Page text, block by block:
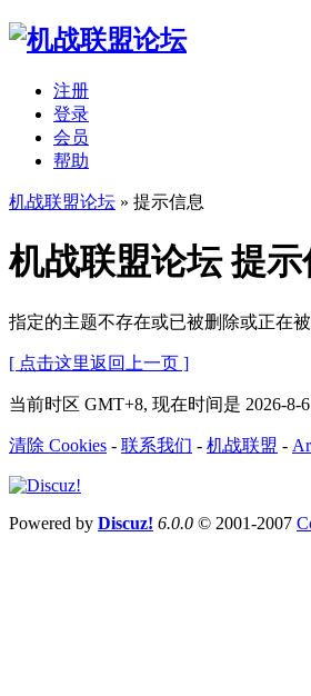
注册
登录
会员
帮助
机战联盟论坛 » 提示信息
机战联盟论坛 提示
指定的主题不存在或已被删除或正在被
[ 点击这里返回上一页 ]
当前时区 GMT+8, 现在时间是 2026-8-6
清除 Cookies - 联系我们 - 机战联盟 -
Powered by Discuz! 6.0.0 © 2001-2007